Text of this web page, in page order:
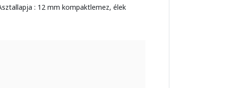
: 12 mm kompaktlemez, élek